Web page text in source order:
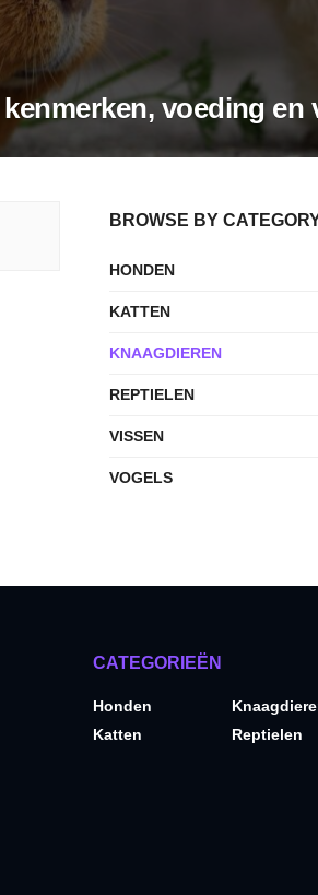
kenmerken, voeding
BROWSE BY
HONDEN
KATTEN
KNAAGDIEREN
REPTIELEN
VISSEN
VOGELS
CATEGORIEËN
Honden
Katten
Reptielen